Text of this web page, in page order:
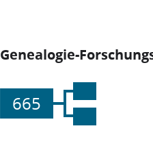
Genealogie-
665